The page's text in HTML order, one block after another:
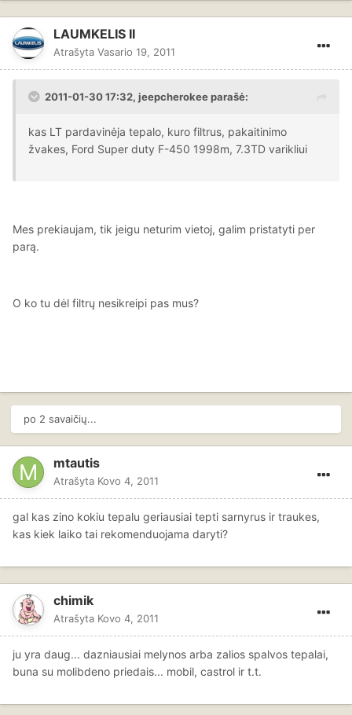
LAUMKELIS II
Atrašyta Vasario 19, 2011
2011-01-30 17:32, jeepcherokee parašė:
kas LT pardavinėja tepalo, kuro filtrus, pakaitinimo
žvakes, Ford Super duty F-450 1998m, 7.3TD varikliui
Mes prekiaujam, tik jeigu neturim vietoj, galim pristatyti per
parą.
O ko tu dėl filtrų nesikreipi pas mus?
po 2 savaičių...
mtautis
Atrašyta Kovo 4, 2011
gal kas zino kokiu tepalu geriausiai tepti sarnyrus ir traukes,
kas kiek laiko tai rekomenduojama daryti?
chimik
Atrašyta Kovo 4, 2011
ju yra daug... dazniausiai melynos arba zalios spalvos tepalai,
buna su molibdeno priedais... mobil, castrol ir t.t.